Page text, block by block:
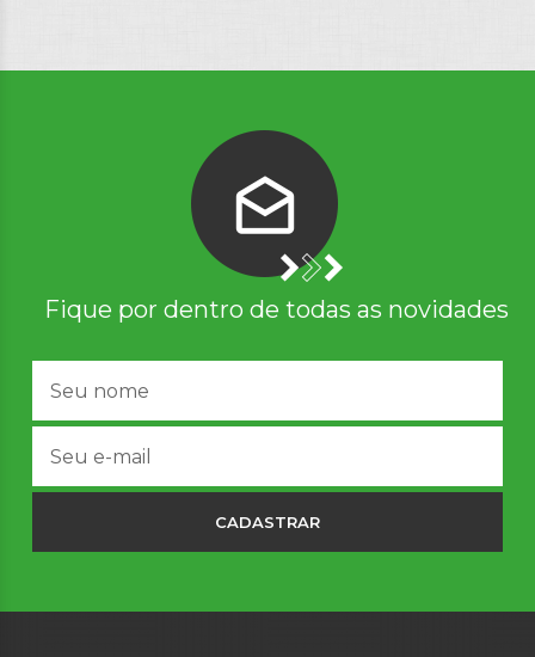
Fique por dentro de todas as novidades
CADASTRAR